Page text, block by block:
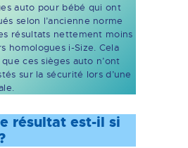
auto pour bébé qui ont
selon l’ancienne norme
résultats nettement moins
homologues i-Size. Cela
ces sièges auto n’ont
sur la sécurité lors d’une
résultat est-il si